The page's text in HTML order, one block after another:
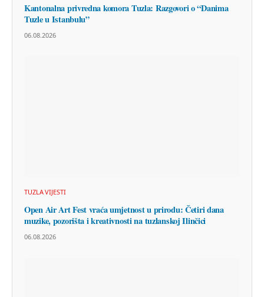
Kantonalna privredna komora Tuzla: Razgovori o “Danima
Tuzle u Istanbulu”
06.08.2026
TUZLA VIJESTI
Open Air Art Fest vraća umjetnost u prirodu: Četiri dana
muzike, pozorišta i kreativnosti na tuzlanskoj Ilinčici
06.08.2026